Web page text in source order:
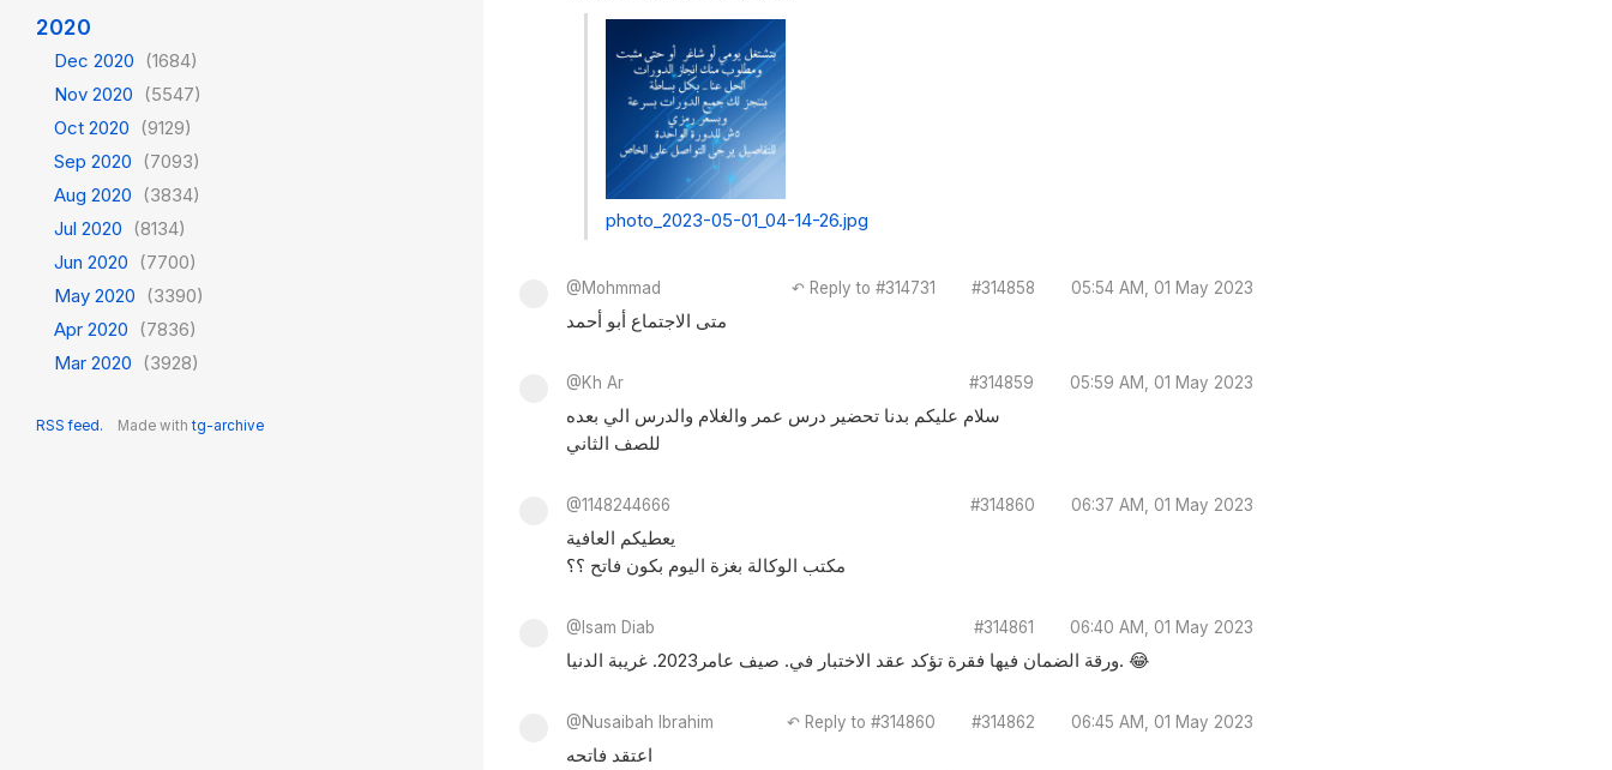
2020
Dec 2020 (1684)
Nov 2020 (5547)
Oct 2020 (9129)
Sep 2020 (7093)
Aug 2020 (3834)
Jul 2020 (8134)
Jun 2020 (7700)
May 2020 (3390)
Apr 2020 (7836)
Mar 2020 (3928)
RSS feed. Made with tg-archive
photo_2023-05-01_04-14-26.jpg
@Mohmmad ↶ Reply to #314731 #314858 05:54 AM, 01 May 2023
متى الاجتماع أبو أحمد
@Kh Ar #314859 05:59 AM, 01 May 2023
سلام عليكم بدنا تحضير درس عمر والغلام والدرس الي بعده
للصف الثاني
@1148244666 #314860 06:37 AM, 01 May 2023
يعطيكم العافية
مكتب الوكالة بغزة اليوم بكون فاتح ؟؟
@Isam Diab #314861 06:40 AM, 01 May 2023
ورقة الضمان فيها فقرة تؤكد عقد الاختبار في. صيف عامر2023. غريبة الدنيا. 😂
@Nusaibah Ibrahim ↶ Reply to #314860 #314862 06:45 AM, 01 May 2023
اعتقد فاتحه